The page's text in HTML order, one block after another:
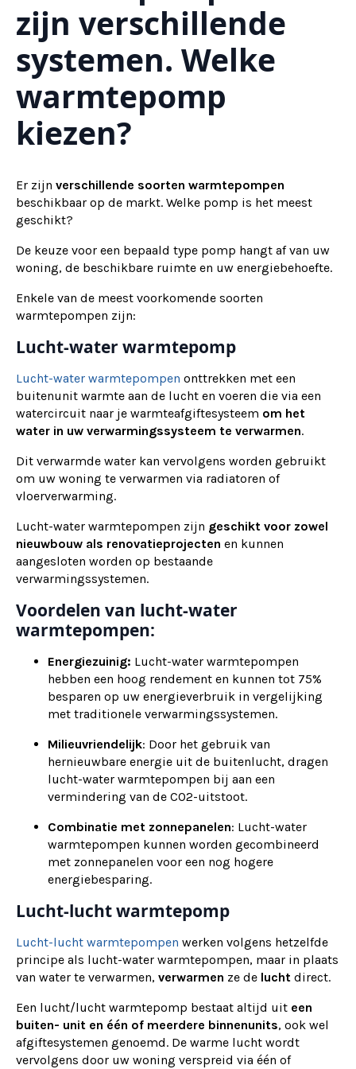
zijn verschillende
systemen. Welke
warmtepomp
kiezen?
Er zijn verschillende soorten warmtepompen
beschikbaar op de markt. Welke pomp is het meest
geschikt?
De keuze voor een bepaald type pomp hangt af van uw
woning, de beschikbare ruimte en uw energiebehoefte.
Enkele van de meest voorkomende soorten
warmtepompen zijn:
Lucht-water warmtepomp
Lucht-water warmtepompen onttrekken met een
buitenunit warmte aan de lucht en voeren die via een
watercircuit naar je warmteafgiftesysteem om het
water in uw verwarmingssysteem te verwarmen.
Dit verwarmde water kan vervolgens worden gebruikt
om uw woning te verwarmen via radiatoren of
vloerverwarming.
Lucht-water warmtepompen zijn geschikt voor zowel
nieuwbouw als renovatieprojecten en kunnen
aangesloten worden op bestaande
verwarmingssystemen.
Voordelen van lucht-water
warmtepompen:
Energiezuinig: Lucht-water warmtepompen
hebben een hoog rendement en kunnen tot 75%
besparen op uw energieverbruik in vergelijking
met traditionele verwarmingssystemen.
Milieuvriendelijk: Door het gebruik van
hernieuwbare energie uit de buitenlucht, dragen
lucht-water warmtepompen bij aan een
vermindering van de CO2-uitstoot.
Combinatie met zonnepanelen: Lucht-water
warmtepompen kunnen worden gecombineerd
met zonnepanelen voor een nog hogere
energiebesparing.
Lucht-lucht warmtepomp
Lucht-lucht warmtepompen werken volgens hetzelfde
principe als lucht-water warmtepompen, maar in plaats
van water te verwarmen, verwarmen ze de lucht direct.
Een lucht/lucht warmtepomp bestaat altijd uit een
buiten- unit en één of meerdere binnenunits, ook wel
afgiftesystemen genoemd. De warme lucht wordt
vervolgens door uw woning verspreid via één of